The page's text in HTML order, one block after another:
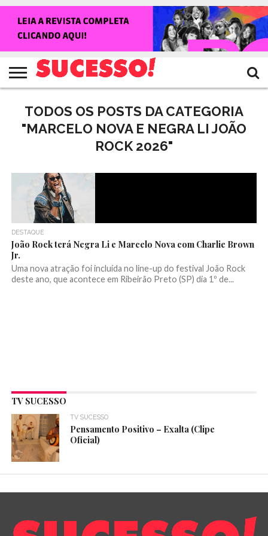
NOTÍCIAS
SHOWS
ENTREVISTAS
CLIQUES
RANKING
CROWLEY
TV
SUCESSO!
REVISTA
SUCESSO!
TODOS OS POSTS DA CATEGORIA
"MARCELO NOVA E NEGRA LI JOÃO
ROCK 2026"
DESTAQUE
João Rock terá Negra Li e Marcelo Nova com Charlie Brown
Jr.
Uma nova atração foi incluída no line-up do festival João Rock
deste ano, que acontece em Ribeirão Preto (SP) dia 1º de...
TV SUCESSO
TV SUCESSO
Pensamento Positivo – Exalta (Clipe
Oficial)